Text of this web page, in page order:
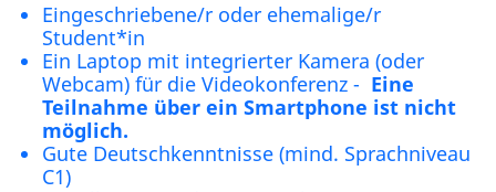
Eingeschriebene/r oder ehemalige/r
Student*in
Ein Laptop mit integrierter Kamera (oder
Webcam) für die Videokonferenz - Eine
Teilnahme über ein Smartphone ist nicht
möglich.
Gute Deutschkenntnisse (mind. Sprachniveau
C1)